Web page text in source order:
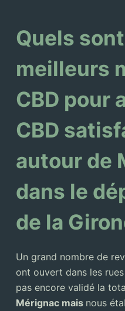
Quels
meilleurs
CBD pour
CBD
autour de
dans le
de la
Un grand nombre de
ont ouvert dans les
pas encore validé la
Mérignac mais nous